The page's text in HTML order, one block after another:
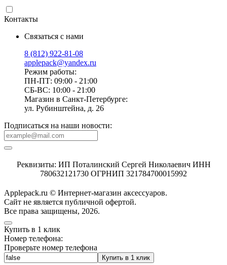
Контакты
Связаться с нами
8 (812) 922-81-08
applepack@yandex.ru
Режим работы:
ПН-ПТ: 09:00 - 21:00
СБ-ВС: 10:00 - 21:00
Магазин в Санкт-Петербурге:
ул. Рубинштейна, д. 26
Подписаться на наши новости:
Реквизиты: ИП Поталинский Сергей Николаевич ИНН
780632121730 ОГРНИП 321784700015992
Applepack.ru © Интернет-магазин аксессуаров.
Cайт не является публичной офертой.
Все права защищены, 2026.
Купить в 1 клик
Номер телефона:
Проверьте номер телефона
Купить в 1 клик